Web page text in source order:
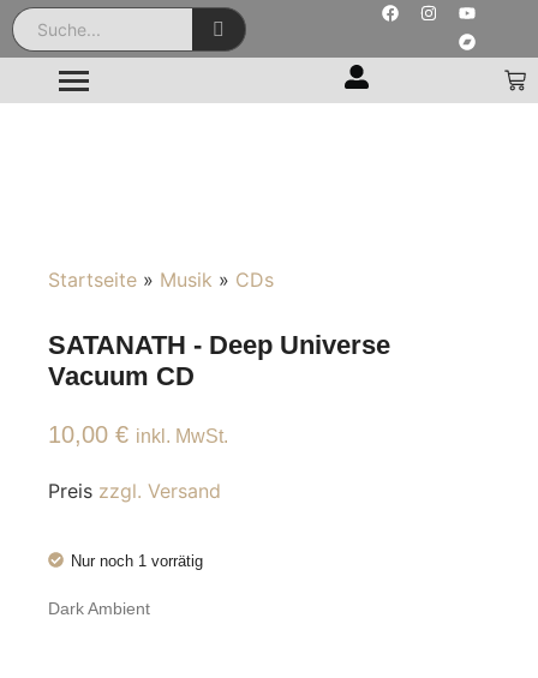
Startseite » Musik » CDs
SATANATH - Deep Universe
Vacuum CD
10,00 € inkl. MwSt.
Preis zzgl. Versand
Nur noch 1 vorrätig
Dark Ambient